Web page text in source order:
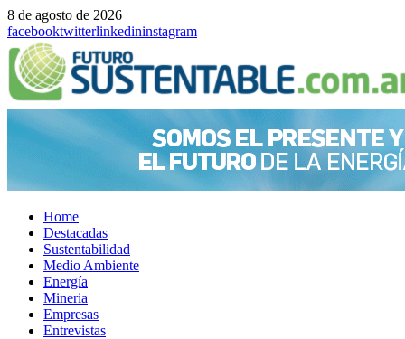
8 de agosto de 2026
facebooktwitterlinkedininstagram
Home
Destacadas
Sustentabilidad
Medio Ambiente
Energía
Mineria
Empresas
Entrevistas